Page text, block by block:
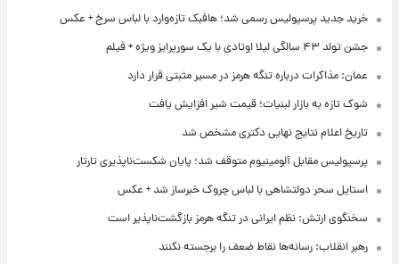
خرید جدید پرسپولیس رسمی شد؛ هافبک تازه‌وارد با لباس سرخ + عکس
جشن تولد ۴۳ سالگی لیلا اوتادی با یک سورپرایز ویژه + فیلم
عمان: مذاکرات درباره تنگه هرمز در مسیر مثبتی قرار دارد
شوک تازه به بازار لبنیات؛ قیمت شیر افزایش یافت
تاریخ اعلام نتایج نهایی دکتری مشخص شد
پرسپولیس مقابل آلومینیوم متوقف شد؛ پایان شکست‌ناپذیری تارتار
استایل سحر دولتشاهی با لباس چروک خبرساز شد + عکس
سخنگوی ارتش: نظم ایرانی در تنگه هرمز بازگشت‌ناپذیر است
رهبر انقلاب: رسانه‌ها نقاط ضعف را برجسته نکنند